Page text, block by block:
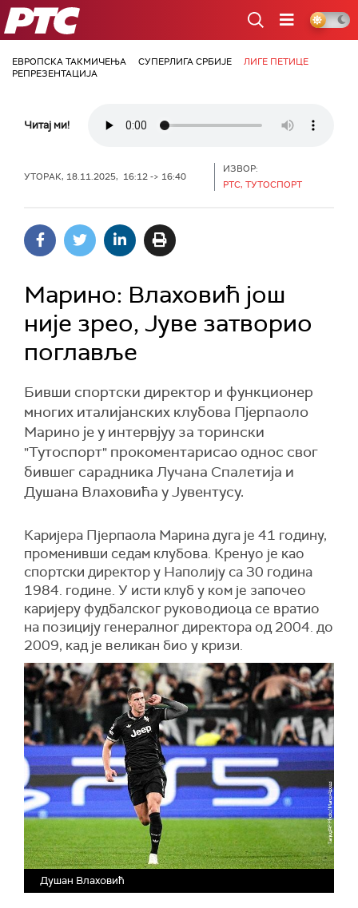
РТС
ЕВРОПСКА ТАКМИЧЕЊА СУПЕРЛИГА СРБИЈЕ
ЛИГЕ ПЕТИЦЕ
РЕПРЕЗЕНТАЦИЈА
Читај ми!
УТОРАК, 18.11.2025, 16:12 -> 16:40
ИЗВОР:
РТС, ТУТОСПОРТ
Марино: Влаховић још
није зрео, Јуве затворио
поглавље
Бивши спортски директор и функционер
многих италијанских клубова Пјерпаоло
Марино је у интервјуу за торински
"Тутоспорт" прокоментарисао однос свог
бившег сарадника Лучана Спалетија и
Душана Влаховића у Јувентусу.
Каријера Пјерпаола Марина дуга је 41 годину,
променивши седам клубова. Кренуо је као
спортски директор у Наполију са 30 година
1984. године. У исти клуб у ком је започео
каријеру фудбалског руководиоца се вратио
на позицију генералног директора од 2004. до
2009, кад је великан био у кризи.
Душан Влаховић